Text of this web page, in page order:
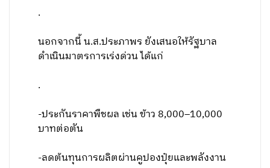
.
นอกจากนี้ น.ส.ประภาพร ยังเสนอให้รัฐบาล
ดำเนินมาตรการเร่งด่วน ได้แก่
.
-ประกันราคาพืชผล เช่น ข้าว 8,000–10,000
บาทต่อตัน
-ลดต้นทุนการผลิตผ่านคูปองปุ๋ยและพลังงาน